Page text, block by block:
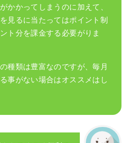
かかってしまうのに加えて、
見るに当たってはポイント制
ト分を課金する必要がりま
種類は豊富なのですが、毎月
事がない場合はオススメはし